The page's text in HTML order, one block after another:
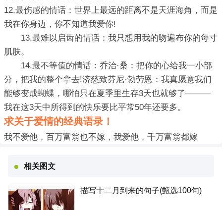
12.最伤感的情话：世界上最远的距离不是天涯海角，而是
我在你身边，你不知道我爱你!
13.最难以启齿的情话：我只想用我的吻遍布你的每寸
肌肤。
14.最不等值的情话：乔治·桑：把你的心给我一小部
分，把我的整个拿去!济慈致芬尼·勃劳恩：我真愿意我们
能够变成蝴蝶，哪怕只在夏季里生存3天也就够了———
我在这3天中所得到的快乐要比平常50年还要多。
求关于爱情的经典语录！
我不爱他，百万富翁也不嫁，我爱他，千万富翁都嫁
相关图文
描写十二月到来的句子(甄选100句)